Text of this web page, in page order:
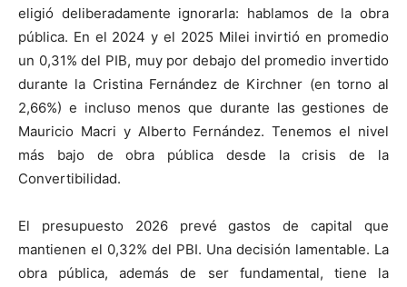
eligió deliberadamente ignorarla: hablamos de la obra
pública. En el 2024 y el 2025 Milei invirtió en promedio
un 0,31% del PIB, muy por debajo del promedio invertido
durante la Cristina Fernández de Kirchner (en torno al
2,66%) e incluso menos que durante las gestiones de
Mauricio Macri y Alberto Fernández. Tenemos el nivel
más bajo de obra pública desde la crisis de la
Convertibilidad.
El presupuesto 2026 prevé gastos de capital que
mantienen el 0,32% del PBI. Una decisión lamentable. La
obra pública, además de ser fundamental, tiene la